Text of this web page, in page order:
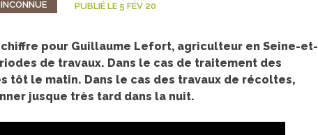
PUBLIÉ LE 5 FÉV 20
pour Guillaume Lefort, agriculteur en Seine-et-
de travaux. Dans le cas de traitement des
tôt le matin. Dans le cas des travaux de récoltes,
jusque très tard dans la nuit.